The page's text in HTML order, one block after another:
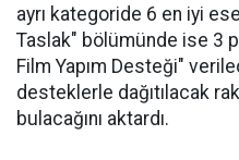
ayrı kategoride 6 en iyi
Taslak" bölümünde ise 3
Film Yapım Desteği"
desteklerle dağıtılacak
bulacağını aktardı.